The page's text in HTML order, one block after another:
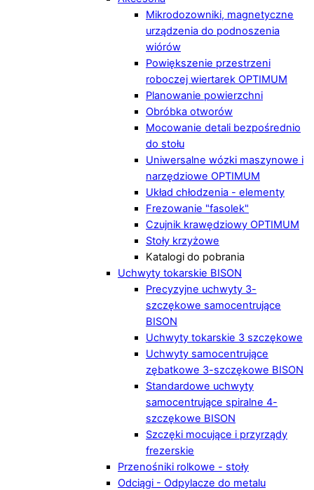
Mikrodozowniki, magnetyczne
urządzenia do podnoszenia
wiórów
Powiększenie przestrzeni
roboczej wiertarek OPTIMUM
Planowanie powierzchni
Obróbka otworów
Mocowanie detali bezpośrednio
do stołu
Uniwersalne wózki maszynowe i
narzędziowe OPTIMUM
Układ chłodzenia - elementy
Frezowanie "fasolek"
Czujnik krawędziowy OPTIMUM
Stoły krzyżowe
Katalogi do pobrania
Uchwyty tokarskie BISON
Precyzyjne uchwyty 3-
szczękowe samocentrujące
BISON
Uchwyty tokarskie 3 szczękowe
Uchwyty samocentrujące
zębatkowe 3-szczękowe BISON
Standardowe uchwyty
samocentrujące spiralne 4-
szczękowe BISON
Szczęki mocujące i przyrządy
frezerskie
Przenośniki rolkowe - stoły
Odciągi - Odpylacze do metalu